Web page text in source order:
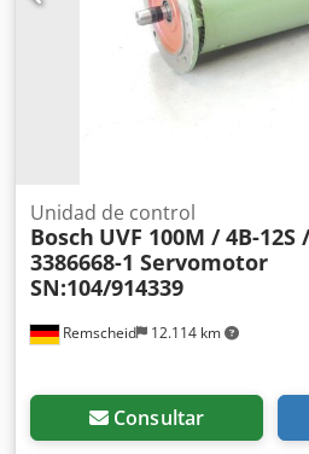
Remscheid 12.114 km
Unidad de control
Bosch UVF 100M / 4B-12S
3386668-1 Servomotor
SN:104/914339
Consultar